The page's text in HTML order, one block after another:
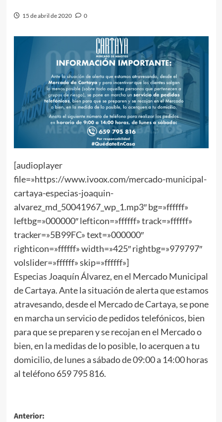
15 de abril de 2020 0
[audioplayer
file=»https://www.ivoox.com/mercado-municipal-
cartaya-especias-joaquin-
alvarez_md_50041967_wp_1.mp3″ bg=»ffffff»
leftbg=»000000″ lefticon=»ffffff» track=»ffffff»
tracker=»5B99FC» text=»000000″
righticon=»ffffff» width=»425″ rightbg=»979797″
volslider=»ffffff» skip=»ffffff»]
Especias Joaquín Álvarez, en el Mercado Municipal
de Cartaya. Ante la situación de alerta que estamos
atravesando, desde el Mercado de Cartaya, se pone
en marcha un servicio de pedidos telefónicos, bien
para que se preparen y se recojan en el Mercado o
bien, en la medidas de lo posible, lo acerquen a tu
domicilio, de lunes a sábado de 09:00 a 14:00 horas
al teléfono 659 795 816.
Anterior: